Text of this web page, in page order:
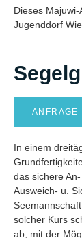
Dieses
Jugenddorf
ANFRAGE
In einem
das sichere
Ausweich- u.
solcher Kurs
ab, mit der